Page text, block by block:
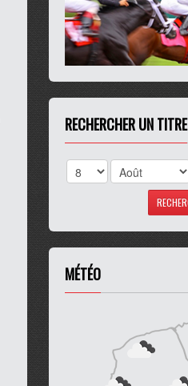
RECHERCHER UN TITRE
MÉTÉO